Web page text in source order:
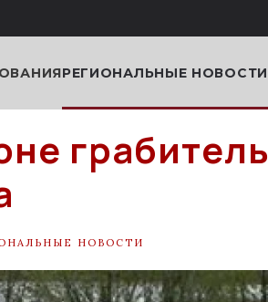
РЕГИОНАЛЬНЫЕ НОВОСТИ
грабитель
НОВОСТИ